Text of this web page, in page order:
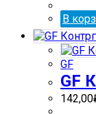
В
GF
GF
142,00